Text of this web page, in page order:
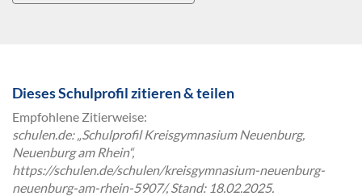
Dieses Schulprofil zitieren & teilen
Empfohlene Zitierweise:
schulen.de: „Schulprofil Kreisgymnasium Neuenburg,
Neuenburg am Rhein“,
https://schulen.de/schulen/kreisgymnasium-neuenburg-
neuenburg-am-rhein-5907/, Stand: 18.02.2025.